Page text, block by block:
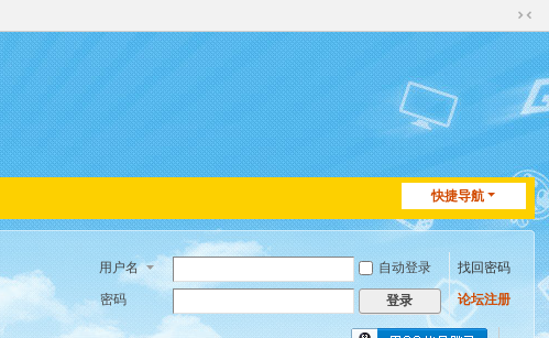
切
换
到
窄
版
快捷导航
用户名 自动登录 找回密码
密码 登录 论坛注册